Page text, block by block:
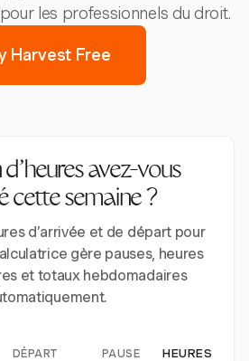
les professionnels du droit.
Harvest Free
avez-vous
cette semaine ?
d’arrivée et de départ pour
gère pauses, heures
et totaux hebdomadaires
DÉPART PAUSE HEURES